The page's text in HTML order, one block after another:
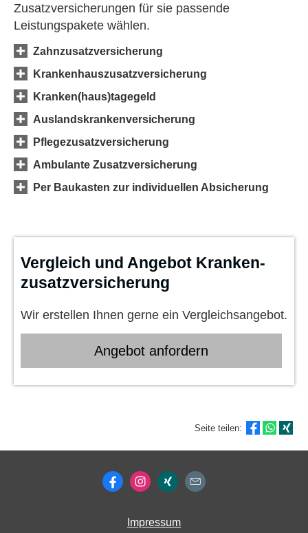
Zusatzversicherungen für sie passende
Leistungspakete wählen.
Zahn­zu­satz­ver­si­che­rung
Krankenhauszusatzversicherung
Kranken(haus)tagegeld
Auslandskrankenversicherung
Pflegezusatzversicherung
Ambulante Zusatzversicherung
Per Baukasten zur individuellen Absicherung
Vergleich und Angebot Kranken­
zusatz­ver­si­che­rung
Wir erstellen Ihnen gerne ein Vergleichsangebot.
An­ge­bot an­for­dern
Seite teilen:
Impressum